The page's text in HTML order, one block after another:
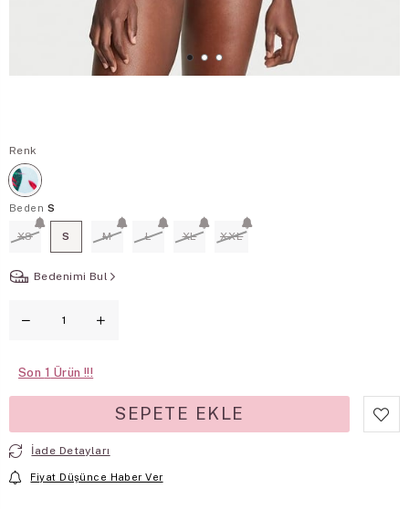
Renk
Beden S
XS S M L XL XXL
Bedenimi Bul
Son 1
İade Detayları
Fiyat Düşünce Haber Ver